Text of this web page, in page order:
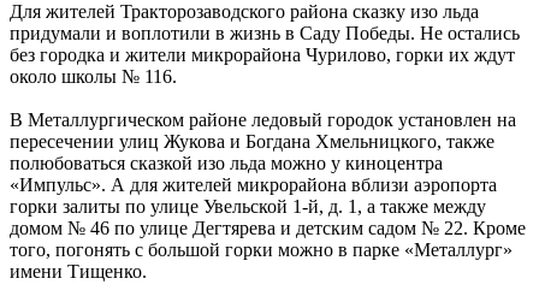
Для жителей Тракторозаводского района сказку изо льда
придумали и воплотили в жизнь в Саду Победы. Не остались
без городка и жители микрорайона Чурилово, горки их ждут
около школы № 116.
В Металлургическом районе ледовый городок установлен на
пересечении улиц Жукова и Богдана Хмельницкого, также
полюбоваться сказкой изо льда можно у киноцентра
«Импульс». А для жителей микрорайона вблизи аэропорта
горки залиты по улице Увельской 1-й, д. 1, а также между
домом № 46 по улице Дегтярева и детским садом № 22. Кроме
того, погонять с большой горки можно в парке «Металлург»
имени Тищенко.